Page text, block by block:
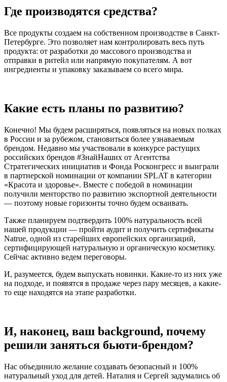
Где производятся средства?
Все продукты создаем на собственном производстве в Санкт-
Петербурге. Это позволяет нам контролировать весь путь
продукта: от разработки до массового производства и
отправки в ритейл или напрямую покупателям. А вот
ингредиенты и упаковку заказываем со всего мира.
Какие есть планы по развитию?
Конечно! Мы будем расширяться, появляться на новых полках
в России и за рубежом, становиться более узнаваемым
брендом. Недавно мы участвовали в конкурсе растущих
российских брендов #ЗнайНаших от Агентства
Стратегических инициатив и Фонда Росконгресс и выиграли
в партнерской номинации от компании SPLAT в категории
«Красота и здоровье». Вместе с победой в номинации
получили менторство по развитию экспортной деятельности
— поэтому новые горизонты точно будем осваивать.
Также планируем подтвердить 100% натуральность всей
нашей продукции — пройти аудит и получить сертификаты
Natrue, одной из старейших европейских организаций,
сертифицирующей натуральную и органическую косметику.
Сейчас активно ведем переговоры.
И, разумеется, будем выпускать новинки. Какие-то из них уже
на подходе, и появятся в продаже через пару месяцев, а какие-
то еще находятся на этапе разработки.
И, наконец, ваш background, почему
решили заняться бьюти-брендом?
Нас объединило желание создавать безопасный и 100%
натуральный уход для детей. Наталия и Сергей задумались об